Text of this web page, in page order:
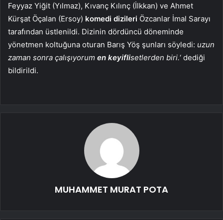
Feyyaz Yiğit (Yılmaz), Kıvanç Kılınç (İlkkan) ve Ahmet
Kürşat Öçalan (Ersoy) komedi dizileri Özcanlar İmal Sarayı
tarafından üstlenildi. Dizinin dördüncü döneminde
yönetmen koltuğuna oturan Barış Yöş şunları söyledi: uzun
zaman sonra çalışıyorum en keyiflisetlerden biri.‘ dediği
bildirildi.
MUHAMMET MURAT POTA